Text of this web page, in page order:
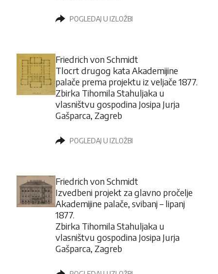
POGLEDAJ U IZLOŽBI
Friedrich von Schmidt
Tlocrt drugog kata Akademijine
palače prema projektu iz veljače 1877.
Zbirka Tihomila Stahuljaka u
vlasništvu gospodina Josipa Jurja
Gašparca, Zagreb
POGLEDAJ U IZLOŽBI
Friedrich von Schmidt
Izvedbeni projekt za glavno pročelje
Akademijine palače, svibanj – lipanj
1877.
Zbirka Tihomila Stahuljaka u
vlasništvu gospodina Josipa Jurja
Gašparca, Zagreb